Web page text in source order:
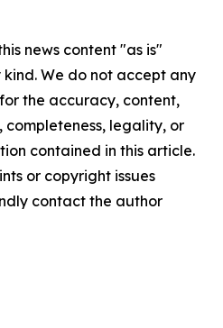
news content "as is"
We do not accept any
the accuracy, content,
completeness, legality, or
contained in this article.
or copyright issues
contact the author